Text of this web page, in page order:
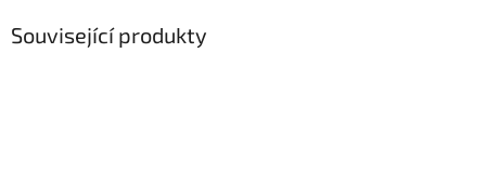
Související produkty